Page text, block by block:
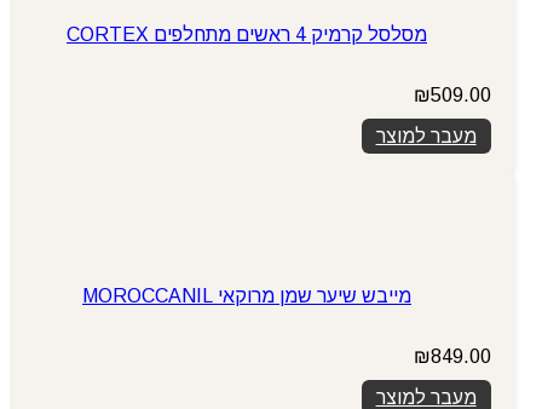
מסלסל קרמיק 4 ראשים מתחלפים CORTEX
₪509.00
מעבר למוצר
מייבש שיער שמן מרוקאי MOROCCANIL
₪849.00
מעבר למוצר